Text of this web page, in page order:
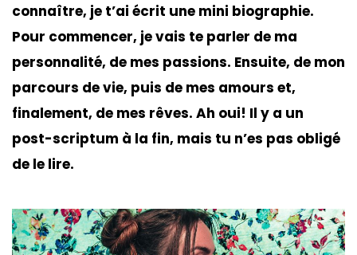
connaître, je t’ai écrit une mini biographie.
Pour commencer, je vais te parler de ma
personnalité, de mes passions. Ensuite, de mon
parcours de vie, puis de mes amours et,
finalement, de mes rêves. Ah oui! Il y a un
post-scriptum à la fin, mais tu n’es pas obligé
de le lire.